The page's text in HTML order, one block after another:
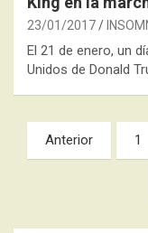
23/01/2017
El 21 de enero, un
Unidos de Donald
Paginación
de
Anterior 1